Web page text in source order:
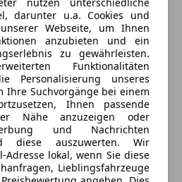
darunter u.a. Cookies und
Webseite, um Ihnen
anzubieten und ein
zu gewährleisten.
Funktionalitäten
Personalisierung unseres
Ihre Suchvorgänge bei einem
Ihnen passende
Nähe anzuzeigen oder
und Nachrichten
diese auszuwerten. Wir
Adresse lokal, wenn Sie diese
Lieblingsfahrzeuge